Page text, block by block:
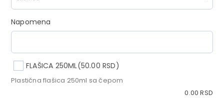
Napomena
FLAŠICA 250ML(50.00 RSD)
Plastična flašica 250ml sa čepom
0.00RSD